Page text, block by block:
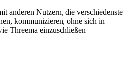
anderen Nutzern, die verschiedenste
kommunizieren, ohne sich in
Threema einzuschließen